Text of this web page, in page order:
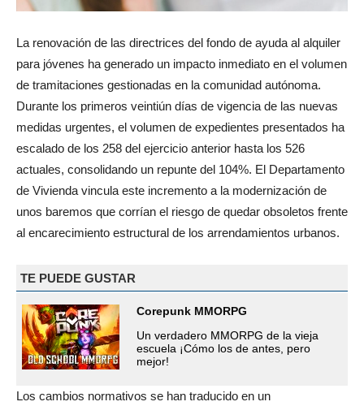
La renovación de las directrices del fondo de ayuda al alquiler
para jóvenes ha generado un impacto inmediato en el volumen
de tramitaciones gestionadas en la comunidad autónoma.
Durante los primeros veintiún días de vigencia de las nuevas
medidas urgentes, el volumen de expedientes presentados ha
escalado de los 258 del ejercicio anterior hasta los 526
actuales, consolidando un repunte del 104%. El Departamento
de Vivienda vincula este incremento a la modernización de
unos baremos que corrían el riesgo de quedar obsoletos frente
al encarecimiento estructural de los arrendamientos urbanos.
TE PUEDE GUSTAR
Corepunk MMORPG
Un verdadero MMORPG de la vieja
escuela ¡Cómo los de antes, pero
mejor!
Los cambios normativos se han traducido en un